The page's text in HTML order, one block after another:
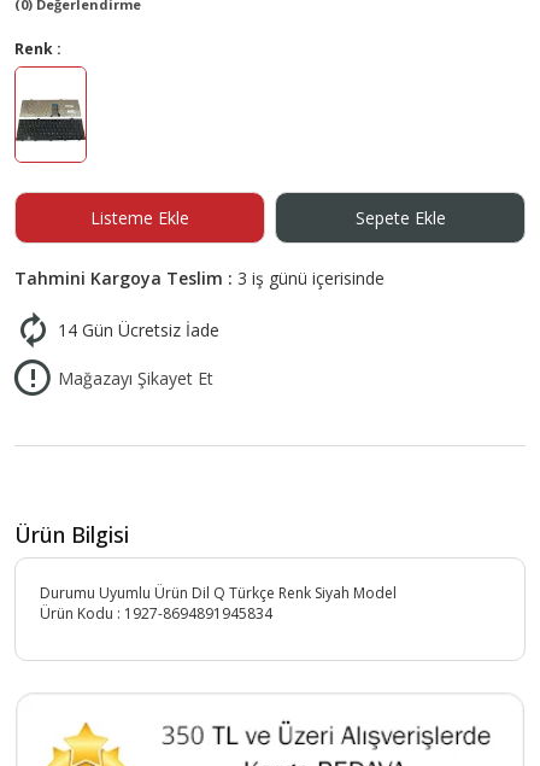
(0) Değerlendirme
Renk :
Listeme Ekle Sepete Ekle
Tahmini Kargoya Teslim : 3 iş günü içerisinde
14 Gün Ücretsiz İade
Mağazayı Şikayet Et
Ürün Bilgisi
Durumu Uyumlu Ürün Dil Q Türkçe Renk Siyah Model
Ürün Kodu : 1927-8694891945834